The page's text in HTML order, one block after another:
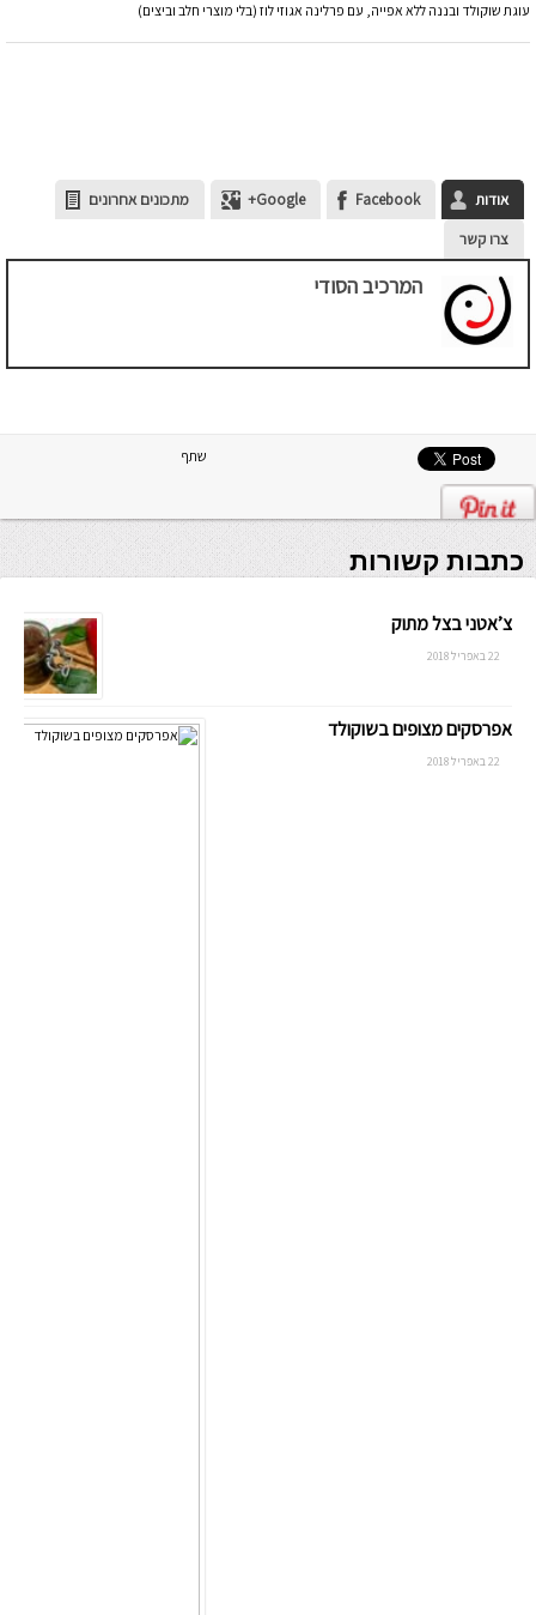
עוגת שוקולד ובננה ללא אפייה, עם פרלינה אגוזי לוז (בלי מוצרי חלב וביצים)
אודות Facebook
Google+
מתכונים אחרונים
צרו קשר
המרכיב הסודי
שתף
כתבות קשורות
צ’אטני בצל מתוק
22 באפריל 2018
אפרסקים מצופים בשוקולד
22 באפריל 2018